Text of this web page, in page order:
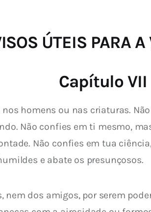
ÚTEIS PARA
Capítulo VII
homens ou nas criaturas.
Não confies em ti mesmo,
Não confies em tua
e abate os presunçosos.
dos amigos, por serem